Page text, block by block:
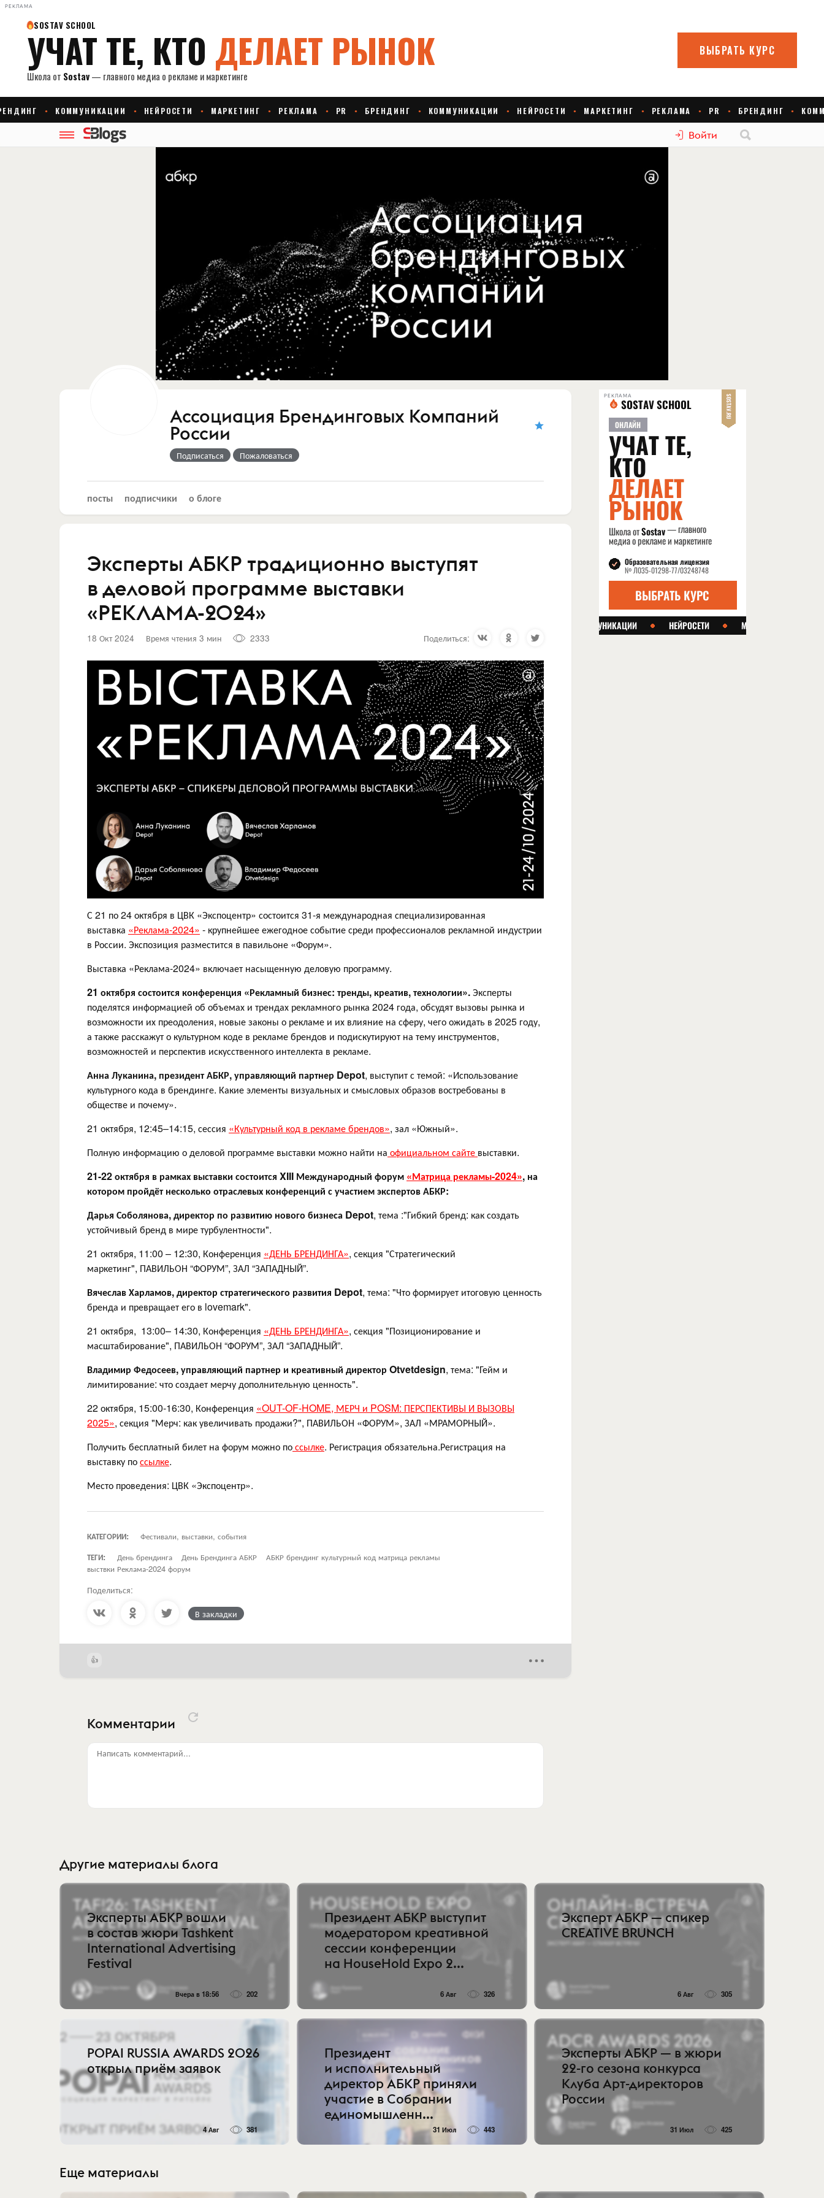
РЕКЛАМА
Войти
Ассоциация Брендинговых Компаний
России
Подписаться Пожаловаться
посты подписчики о блоге
Эксперты АБКР традиционно выступят
в деловой программе выставки
«РЕКЛАМА-2024»
18 Окт 2024 Время чтения 3 мин 2333 Поделиться:
С 21 по 24 октября в ЦВК «Экспоцентр» состоится 31-я международная специализированная
выставка «Реклама-2024» - крупнейшее ежегодное событие среди профессионалов рекламной индустрии
в России. Экспозиция разместится в павильоне «Форум».
Выставка «Реклама-2024» включает насыщенную деловую программу.
21 октября состоится конференция «Рекламный бизнес: тренды, креатив, технологии».Эксперты
поделятся информацией об объемах и трендах рекламного рынка 2024 года, обсудят вызовы рынка и
возможности их преодоления, новые законы о рекламе и их влияние на сферу, чего ожидать в 2025 году,
а также расскажут о культурном коде в рекламе брендов и подискутируют на тему инструментов,
возможностей и перспектив искусственного интеллекта в рекламе.
Анна Луканина, президент АБКР, управляющий партнер Depot, выступит с темой: «Использование
культурного кода в брендинге. Какие элементы визуальных и смысловых образов востребованы в
обществе и почему».
21 октября, 12:45–14:15, сессия «Культурный код в рекламе брендов», зал «Южный».
Полную информацию о деловой программе выставки можно найти на официальном сайте выставки.
21-22 октября в рамках выставки состоится XIII Международный форум «Матрица рекламы-2024», на
котором пройдёт несколько отраслевых конференций с участием экспертов АБКР:
Дарья Соболянова, директор по развитию нового бизнеса Depot, тема :"Гибкий бренд: как создать
устойчивый бренд в мире турбулентности".
21 октября, 11:00 – 12:30, Конференция «ДЕНЬ БРЕНДИНГА», секция "Стратегический
маркетинг", ПАВИЛЬОН “ФОРУМ”, ЗАЛ “ЗАПАДНЫЙ”.
Вячеслав Харламов, директор стратегического развития Depot, тема: "Что формирует итоговую ценность
бренда и превращает его в lovemark".
21 октября, 13:00– 14:30, Конференция «ДЕНЬ БРЕНДИНГА», секция "Позиционирование и
масштабирование", ПАВИЛЬОН “ФОРУМ”, ЗАЛ “ЗАПАДНЫЙ”.
Владимир Федосеев, управляющий партнер и креативный директор Otvetdesign, тема: "Гейм и
лимитирование: что создает мерчу дополнительную ценность".
22 октября, 15:00-16:30, Конференция «OUT-OF-HOME, МЕРЧ и POSM: ПЕРСПЕКТИВЫ И ВЫЗОВЫ
2025», секция "Мерч: как увеличивать продажи?", ПАВИЛЬОН «ФОРУМ», ЗАЛ «МРАМОРНЫЙ».
Получить бесплатный билет на форум можно поссылке. Регистрация обязательна.Регистрация на
выставку поссылке.
Место проведения: ЦВК «Экспоцентр».
КАТЕГОРИИ:
Фестивали, выставки, события
ТЕГИ:
День брендинга День Брендинга АБКР
АБКР брендинг культурный код матрица рекламы
выствки Реклама-2024 форум
Поделиться:
В закладки
Комментарии
Написать комментарий...
РЕКЛАМА
Другие материалы блога
Эксперты АБКР вошли
в состав жюри Tashkent
International Advertising
Festival
Вчера в 18:56 202
Президент АБКР выступит
модератором креативной
сессии конференции
на HouseHold Expo 2...
6 Авг 326
Эксперт АБКР — спикер
CREATIVE BRUNCH
6 Авг 305
POPAI RUSSIA AWARDS 2026
открыл приём заявок
4 Авг 381
Президент
и исполнительный
директор АБКР приняли
участие в Собрании
единомышленн...
31 Июл 443
Эксперты АБКР — в жюри
22-го сезона конкурса
Клуба Арт-директоров
России
31 Июл 425
Еще материалы